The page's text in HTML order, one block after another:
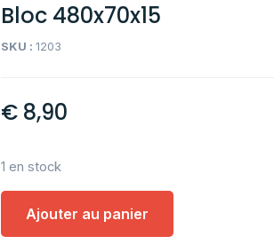
Bloc 480x70x15
SKU :1203
€ 8,90
1 en stock
Ajouter au panier